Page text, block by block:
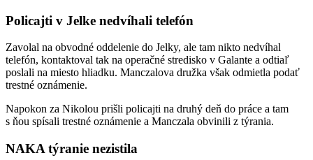
Policajti v Jelke nedvíhali telefón
Zavolal na obvodné oddelenie do Jelky, ale tam nikto nedvíhal
telefón, kontaktoval tak na operačné stredisko v Galante a odtiaľ
poslali na miesto hliadku. Manczalova družka však odmietla podať
trestné oznámenie.
Napokon za Nikolou prišli policajti na druhý deň do práce a tam
s ňou spísali trestné oznámenie a Manczala obvinili z týrania.
NAKA týranie nezistila